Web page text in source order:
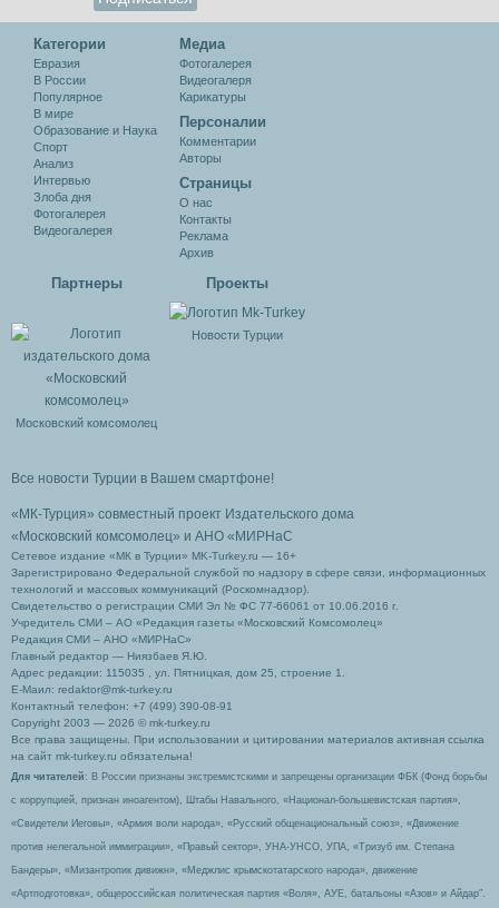
Категории
Евразия
В России
Популярное
В мире
Образование и Наука
Спорт
Анализ
Интервью
Злоба дня
Фотогалерея
Видеогалерея
Медиа
Фотогалерея
Видеогалеря
Карикатуры
Персоналии
Комментарии
Авторы
Cтраницы
О нас
Контакты
Реклама
Архив
Партнеры
Московский комсомолец
Проекты
Новости Турции
Все новости Турции в Вашем смартфоне!
«МК-Турция» совместный проект Издательского дома
«Московский комсомолец» и АНО «МИРНаС
Сетевое издание «МК в Турции» MK-Turkey.ru — 16+
Зарегистрировано Федеральной службой по надзору в сфере связи, информационных
технологий и массовых коммуникаций (Роскомнадзор).
Свидетельство о регистрации СМИ Эл № ФС 77-66061 от 10.06.2016 г.
Учредитель СМИ – АО «Редакция газеты «Московский Комсомолец»
Редакция СМИ – АНО «МИРНаС»
Главный редактор — Ниязбаев Я.Ю.
Адрес редакции: 115035 , ул. Пятницкая, дом 25, строение 1.
Е-Маил: redaktor@mk-turkey.ru
Контактный телефон: +7 (499) 390-08-91
Copyright 2003 — 2026 © mk-turkey.ru
Все права защищены. При использовании и цитировании материалов активная ссылка
на сайт mk-turkey.ru обязательна!
Для читателей : В России признаны экстремистскими и запрещены организации ФБК (Фонд борьбы
с коррупцией, признан иноагентом), Штабы Навального, «Национал-большевистская партия»,
«Свидетели Иеговы», «Армия воли народа», «Русский общенациональный союз», «Движение
против нелегальной иммиграции», «Правый сектор», УНА-УНСО, УПА, «Тризуб им. Степана
Бандеры», «Мизантропик дивижн», «Меджлис крымскотатарского народа», движение
«Артподготовка», общероссийская политическая партия «Воля», АУЕ, батальоны «Азов» и Айдар″.